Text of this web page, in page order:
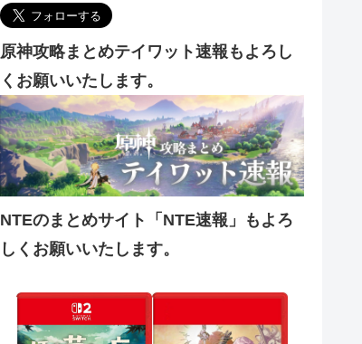
原神攻略まとめテイワット速報もよろし
くお願いいたします。
NTEのまとめサイト「NTE速報」もよろ
しくお願いいたします。